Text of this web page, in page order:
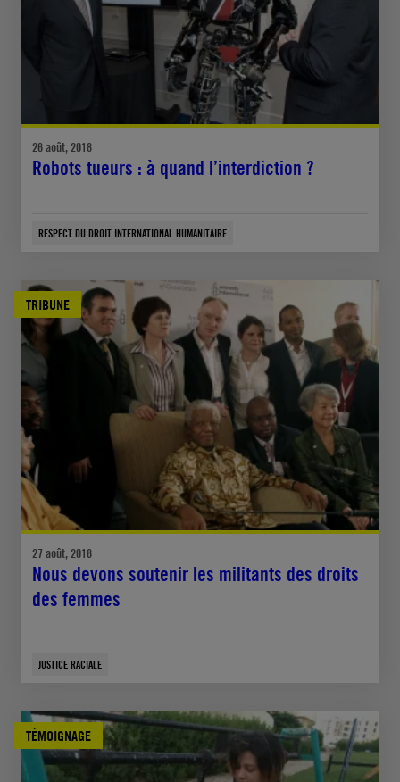
26 août, 2018
Robots tueurs : à quand l’interdiction ?
RESPECT DU DROIT INTERNATIONAL HUMANITAIRE
TRIBUNE
27 août, 2018
Nous devons soutenir les militants des droits
des femmes
JUSTICE RACIALE
TÉMOIGNAGE